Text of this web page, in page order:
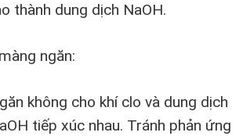
thành dung dịch NaOH.
ngăn:
không cho khí clo và dung dịch
tiếp xúc nhau. Tránh phản ứng